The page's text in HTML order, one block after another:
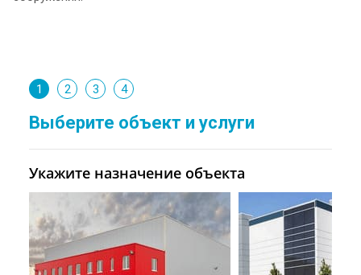
1 2 3 4
Выберите объект и услуги
Укажите назначение объекта